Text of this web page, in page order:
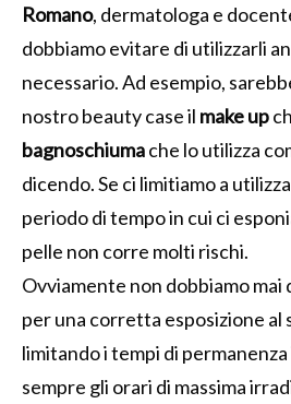
Romano, dermatologa e
dobbiamo evitare di utilizzarli
necessario. Ad esempio,
nostro beauty case il make up
bagnoschiumache lo utilizza
dicendo. Se ci limitiamo a
periodo di tempo in cui ci
pelle non corre molti rischi.
Ovviamente non dobbiamo
per una corretta esposizione al
limitando i tempi di
sempre gli orari di massima